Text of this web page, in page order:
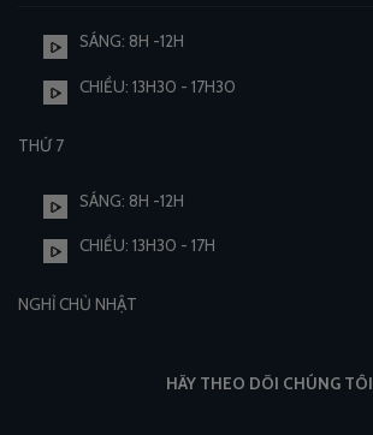
SÁNG: 8H -12H
CHIỀU: 13H30 - 17H30
THỨ 7
SÁNG: 8H -12H
CHIỀU: 13H30 - 17H
NGHỈ CHỦ NHẬT
HÃY THEO DÕI CHÚNG TÔI